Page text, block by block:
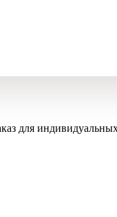
для